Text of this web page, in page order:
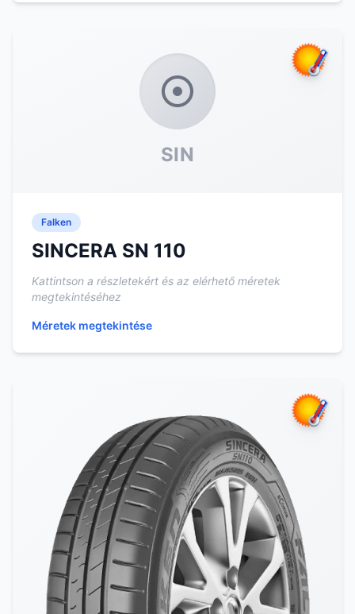
SIN
Falken
SINCERA SN 110
Kattintson a részletekért és az elérhető méretek
megtekintéséhez
Méretek megtekintése